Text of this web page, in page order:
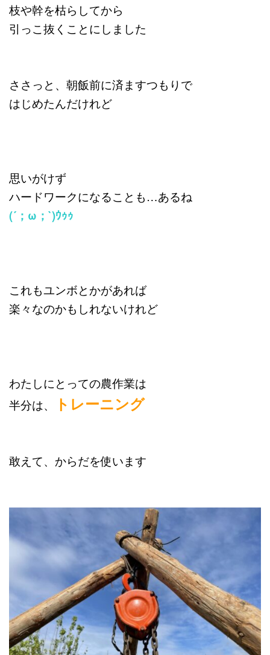
枝や幹を枯らしてから
引っこ抜くことにしました
ささっと、 朝飯前に済ますつもりで
はじめたんだけれど
思いがけず
ハードワークになることも…あるね
(´；ω；`)ｳｩｩ
これもユンボとかがあれば
楽々なのかもしれないけれど
わたしにとっての農作業は
半分は、
トレーニング
敢えて、からだを使います